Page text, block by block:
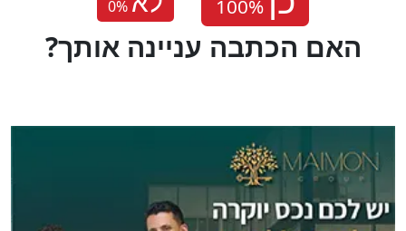
0%
?האם הכתבה עניינה אותך